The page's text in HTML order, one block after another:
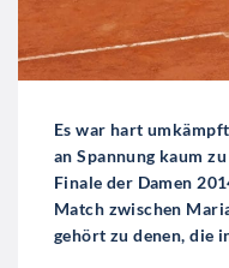
Es war hart
an Spannung kaum
Finale der Damen
Match zwischen
gehört zu denen, die